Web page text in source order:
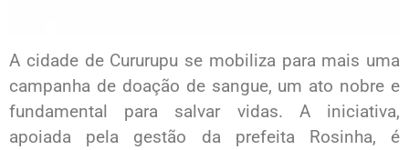
A cidade de Cururupu se mobiliza para mais uma
campanha de doação de sangue, um ato nobre e
fundamental para salvar vidas. A iniciativa,
apoiada pela gestão da prefeita Rosinha, é